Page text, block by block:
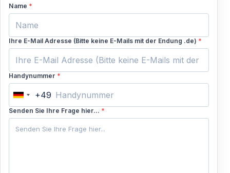
Name *
Ihre E-Mail Adresse (Bitte keine E-Mails mit der Endung .de) *
Handynummer *
Germany
+49
+49
Senden Sie Ihre Frage hier... *